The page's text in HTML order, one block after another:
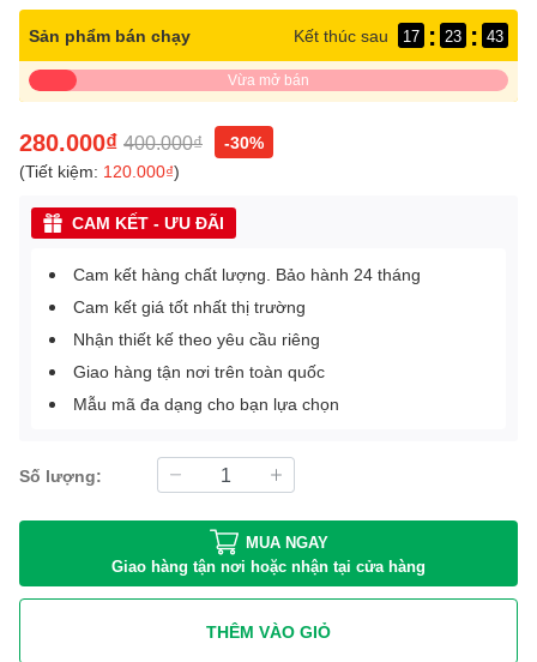
Sản phẩm bán chạy Kết thúc sau 17 : 23 : 43
Vừa mở bán
280.000₫ 400.000₫
-30%
(Tiết kiệm: 120.000₫)
CAM KẾT - ƯU ĐÃI
Cam kết hàng chất lượng. Bảo hành 24 tháng
Cam kết giá tốt nhất thị trường
Nhận thiết kế theo yêu cầu riêng
Giao hàng tận nơi trên toàn quốc
Mẫu mã đa dạng cho bạn lựa chọn
Số lượng:
MUA NGAY
Giao hàng tận nơi hoặc nhận tại cửa hàng
THÊM VÀO GIỎ